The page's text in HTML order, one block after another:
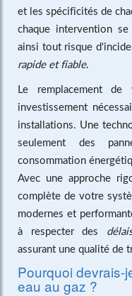
et les spécificités de
chaque intervention
ainsi tout risque
rapide et fiable.
Le remplacement
investissement
installations. Une
seulement des
consommation
Avec une approche
complète de votre
modernes et
à respecter des
assurant une qualité de
Pourquoi devrais-
eau au gaz ?